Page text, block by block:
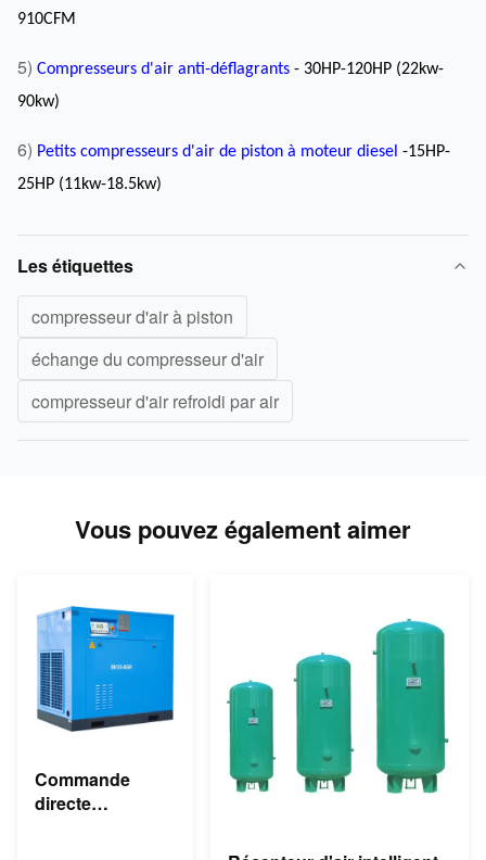
910CFM
5) Compresseurs d'air anti-déflagrants - 30HP-120HP (22kw-
90kw)
6) Petits compresseurs d'air de piston à moteur diesel -15HP-
25HP (11kw-18.5kw)
Les étiquettes
compresseur d'air à piston
échange du compresseur d'air
compresseur d'air refroidi par air
Vous pouvez également aimer
Commande
directe